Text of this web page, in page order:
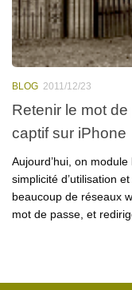
BLOG 2011/12/23
Retenir le mot
captif sur iPhone
Aujourd’hui, on
simplicité d’utilisation
beaucoup de réseaux
mot de passe, et